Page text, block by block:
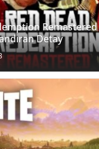
Remastered
Detay